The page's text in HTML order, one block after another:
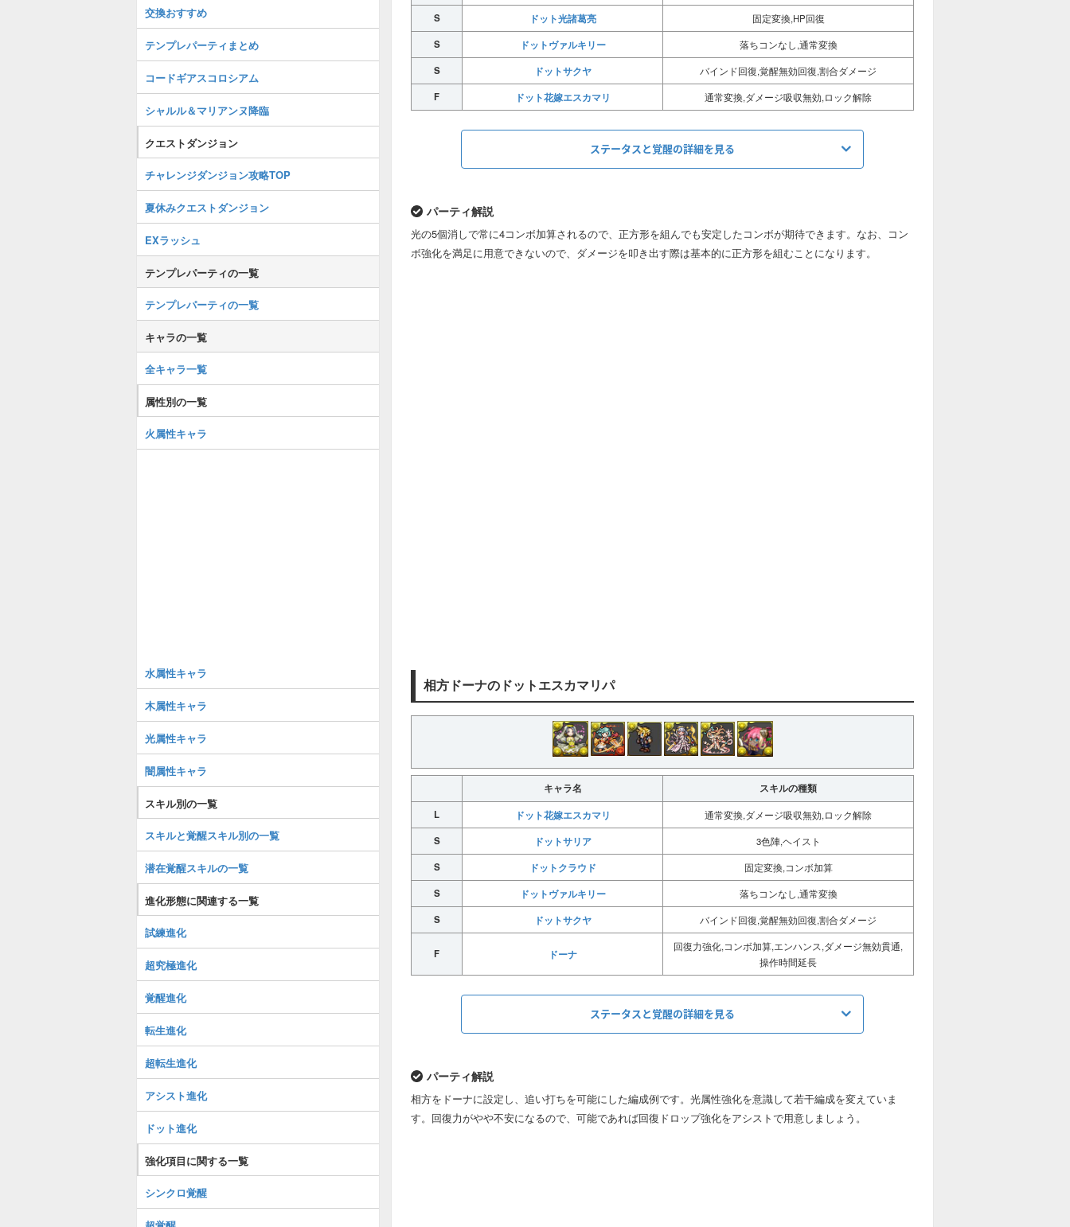
S ドット光諸葛亮 固定変換,HP回復
S ドットヴァルキリー 落ちコンなし,通常変換
S ドットサクヤ バインド回復,覚醒無効回復,割合ダメージ
F ドット花嫁エスカマリ 通常変換,ダメージ吸収無効,ロック解除
ステータスと覚醒の詳細を見る
リーダースキル
適用前
22026
（27966）
3878
（5660）
パーティ解説
光の5個消しで常に4コンボ加算されるので、正方形を組んでも安定したコンボが期待できます。なお、コン
ボ強化を満足に用意できないので、ダメージを叩き出す際は基本的に正方形を組むことになります。
相方ドーナのドットエスカマリパ
キャラ名
スキルの種類
L
ドット花嫁エスカマリ 通常変換,ダメージ吸収無効,ロック解除
S ドットサリア 3色陣,ヘイスト
S ドットクラウド 固定変換,コンボ加算
S ドットヴァルキリー 落ちコンなし,通常変換
S ドットサクヤ バインド回復,覚醒無効回復,割合ダメージ
F ドーナ
回復力強化,コンボ加算,エンハンス,ダメージ無効貫通,
操作時間延長
ステータスと覚醒の詳細を見る
リーダースキル
適用前
28605
（34545）
2168
（3950）
パーティ解説
相方をドーナに設定し、追い打ちを可能にした編成例です。光属性強化を意識して若干編成を変えていま
す。回復力がやや不安になるので、可能であれば回復ドロップ強化をアシストで用意しましょう。
交換おすすめ
テンプレパーティまとめ
コードギアスコロシアム
シャルル＆マリアンヌ降臨
クエストダンジョン
チャレンジダンジョン攻略TOP
夏休みクエストダンジョン
EXラッシュ
テンプレパーティの一覧
テンプレパーティの一覧
キャラの一覧
全キャラ一覧
属性別の一覧
火属性キャラ
水属性キャラ
木属性キャラ
光属性キャラ
闇属性キャラ
スキル別の一覧
スキルと覚醒スキル別の一覧
潜在覚醒スキルの一覧
進化形態に関連する一覧
試練進化
超究極進化
覚醒進化
転生進化
超転生進化
アシスト進化
ドット進化
強化項目に関する一覧
シンクロ覚醒